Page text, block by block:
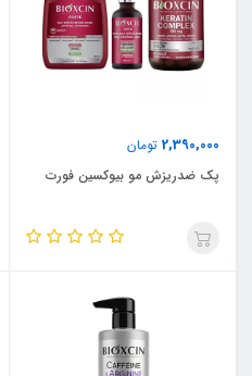
2,390,000 تومان
پک ضدریزش مو بیوکسین فورت